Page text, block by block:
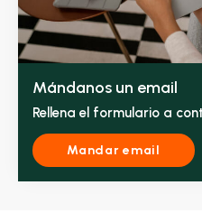
Mándanos un email
Rellena el formulario a
Mandar email